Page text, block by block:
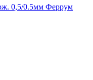
0,5/0.5мм Феррум